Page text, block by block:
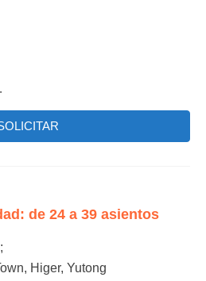
de 24 a 39 asientos
Higer, Yutong